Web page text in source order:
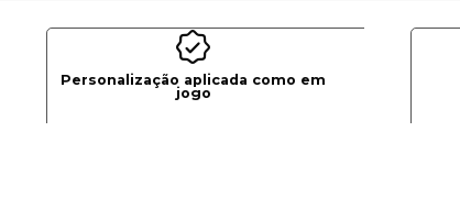
Personalização aplicada como em
jogo